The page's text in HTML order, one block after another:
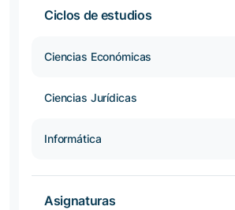
Ciclos de estudios
Ciencias Económicas
Ciencias Jurídicas
Informática
Asignaturas